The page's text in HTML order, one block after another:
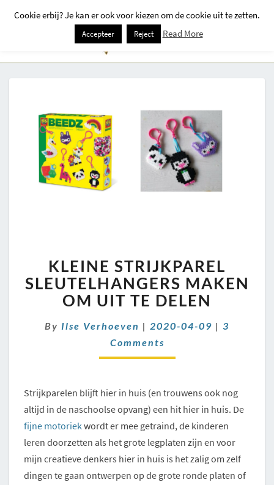
STRIJKPAREL
SLEUTELHANGERS
MAKEN
OM
TE
DELEN
KLEINE STRIJKPAREL
SLEUTELHANGERS MAKEN
OM UIT TE DELEN
By Ilse Verhoeven | 2020-04-09 | 3
Comments
Strijkparelen blijft hier in huis (en trouwens ook nog
altijd in de naschoolse opvang) een hit hier in huis. De
fijne motoriekwordt er mee getraind, de kinderen
leren doorzetten als het grote legplaten zijn en voor
mijn creatieve denkers hier in huis is het zalig om zelf
dingen te gaan ontwerpen op de grote ronde platen of
Cookie erbij? Je kan er ook voor kiezen om de cookie uit te zetten.
Accepteer Reject Read More